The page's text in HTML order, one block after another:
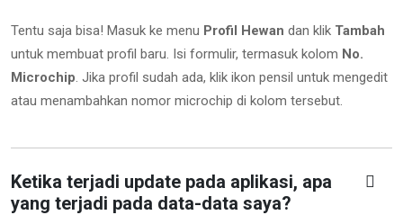
Tentu saja bisa! Masuk ke menu Profil Hewan dan klik Tambah
untuk membuat profil baru. Isi formulir, termasuk kolom No.
Microchip. Jika profil sudah ada, klik ikon pensil untuk mengedit
atau menambahkan nomor microchip di kolom tersebut.
Ketika terjadi update pada aplikasi, apa
yang terjadi pada data-data saya?